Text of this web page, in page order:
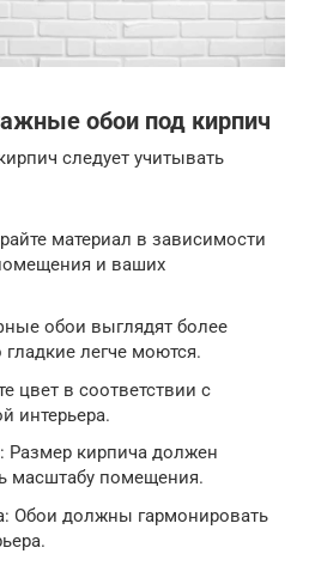
обои под кирпич
следует учитывать
материал в зависимости
и ваших
обои выглядят более
гладкие легче моются.
цвет в соответствии с
интерьера.
Размер кирпича должен
масштабу помещения.
Обои должны гармонировать